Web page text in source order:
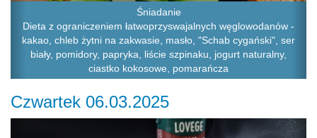
Śniadanie
Dieta z ograniczeniem łatwoprzyswajalnych węglowodanów -
kakao, chleb żytni na zakwasie, masło, "Schab cygański", ser
biały, pomidory, papryka, liście szpinaku, jogurt naturalny,
ciastko kokosowe, pomarańcza
Czwartek 06.03.2025